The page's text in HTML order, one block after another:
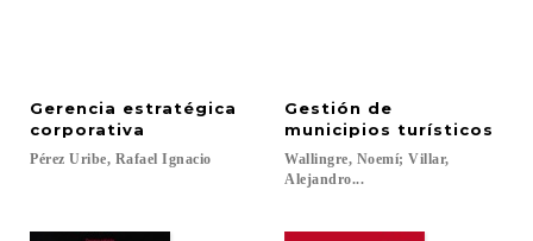
Gerencia estratégica
corporativa
Pérez Uribe, Rafael Ignacio
Gestión de
municipios turísticos
Wallingre, Noemí; Villar,
Alejandro...